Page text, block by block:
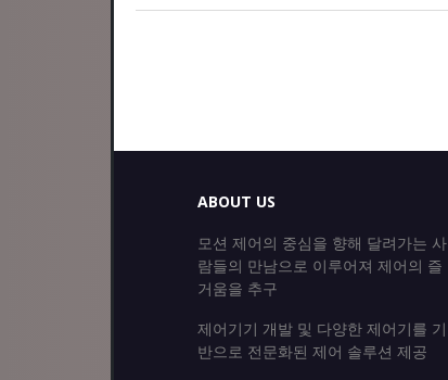
ABOUT US
모션 제어의 중심을 향해 달려가는 사
람들의 만남으로 이루어져 제어의 즐
거움을 추구
제어기기 개발 및 다양한 제어기를 기
반으로 전문화된 제어 솔루션 제공